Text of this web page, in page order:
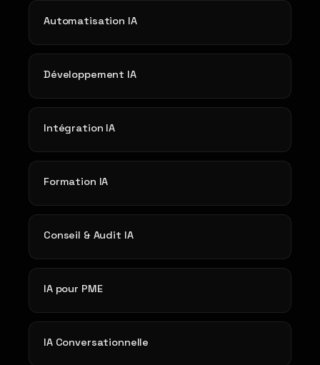
Automatisation IA
Développement IA
Intégration IA
Formation IA
Conseil & Audit IA
IA pour PME
IA Conversationnelle